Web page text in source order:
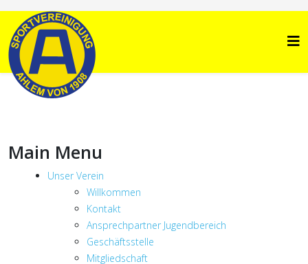
Main Menu
Unser Verein
Willkommen
Kontakt
Ansprechpartner Jugendbereich
Geschäftsstelle
Mitgliedschaft